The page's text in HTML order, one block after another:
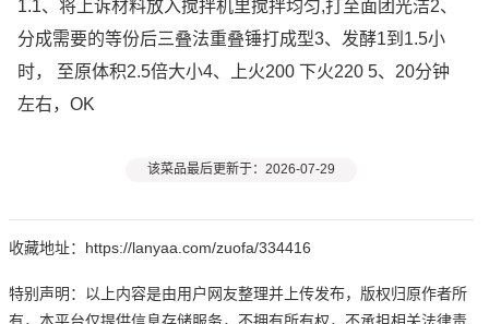
1.1、将上诉材料放入搅拌机里搅拌均匀,打至面团光洁2、
分成需要的等份后三叠法重叠锤打成型3、发酵1到1.5小
时， 至原体积2.5倍大小4、上火200 下火220 5、20分钟
左右，OK
该菜品最后更新于：2026-07-29
收藏地址：https://lanyaa.com/zuofa/334416
特别声明：以上内容是由用户网友整理并上传发布，版权归原作者所